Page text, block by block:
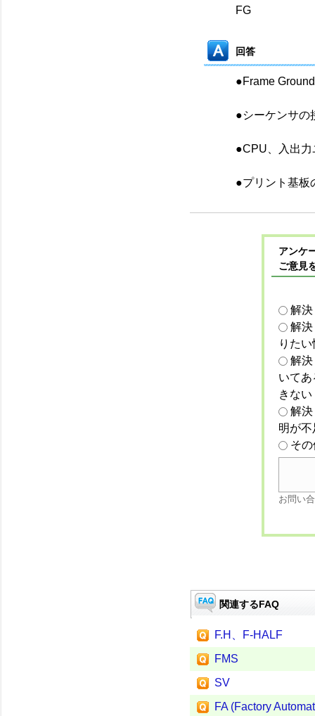
FG
回答
●Frame Ground
●シーケンサの
●CPU、入出
●プリント基板
アンケ
ご意見
解
解
りた
解
いて
きない
解
明が
そ
お問い
関連するFAQ
F.H、F-HALF
FMS
SV
FA (Factory